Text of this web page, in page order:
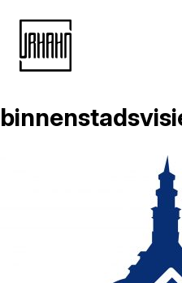
Naar